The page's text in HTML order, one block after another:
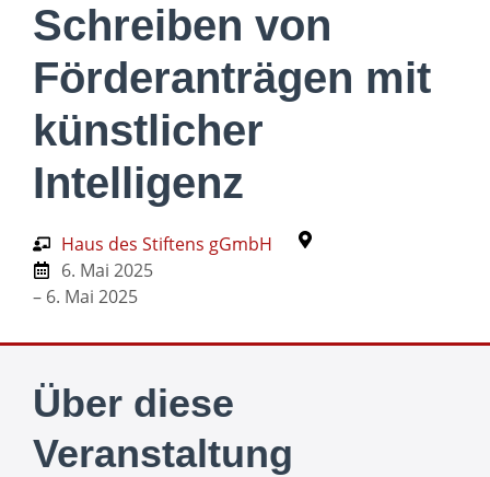
Schreiben von
Förderanträgen mit
künstlicher
Intelligenz
Haus des Stiftens gGmbH
6. Mai 2025
– 6. Mai 2025
Über diese
Veranstaltung